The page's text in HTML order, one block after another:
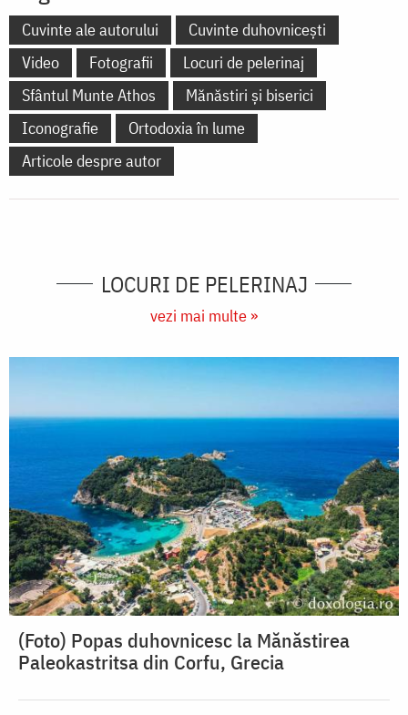
Cuvinte ale autorului
Cuvinte duhovnicești
Video
Fotografii
Locuri de pelerinaj
Sfântul Munte Athos
Mănăstiri și biserici
Iconografie
Ortodoxia în lume
Articole despre autor
LOCURI DE PELERINAJ
vezi mai multe »
(Foto) Popas duhovnicesc la Mănăstirea
Paleokastritsa din Corfu, Grecia